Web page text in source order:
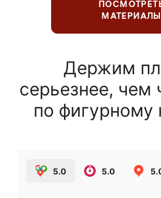
МАТЕРИАЛЫ
Держим
серьезнее, чем
по фигурному
5.0 5.0